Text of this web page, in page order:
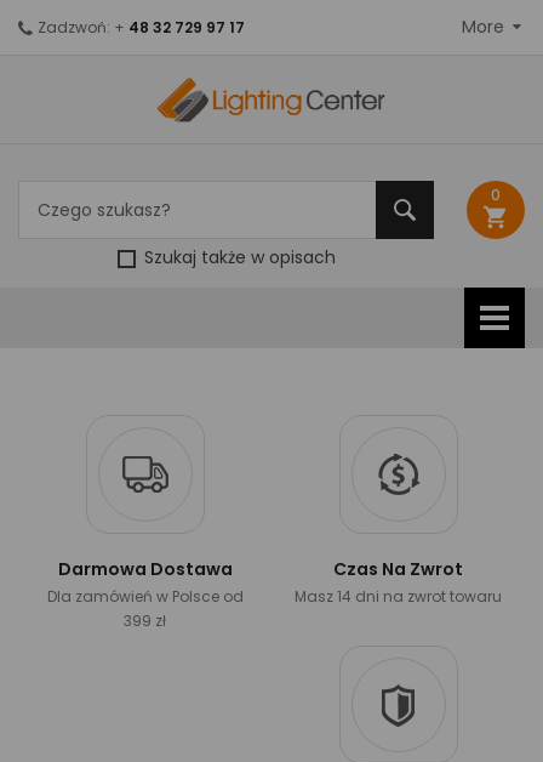
Szukaj także w opisach
0
shopping_cart
Zadzwoń: + 48 32 729 97 17 More
Darmowa Dostawa
Dla zamówień w Polsce od
399 zł
Czas Na Zwrot
Masz 14 dni na zwrot towaru